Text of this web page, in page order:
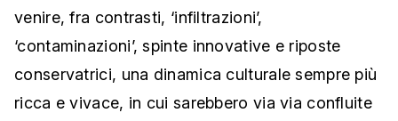
venire, fra contrasti, ‘infiltrazioni’,
‘contaminazioni’, spinte innovative e riposte
conservatrici, una dinamica culturale sempre più
ricca e vivace, in cui sarebbero via via confluite